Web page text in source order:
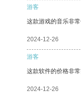
游客
这款游戏的音乐非
2024-12-26
游客
这款软件的价格非常
2024-12-26